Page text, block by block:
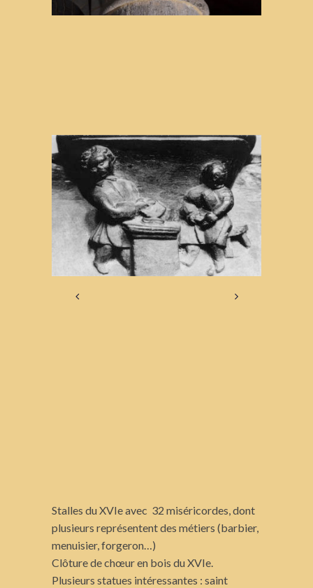
Stalles du XVIe avec 32 miséricordes, dont
plusieurs représentent des métiers (barbier,
menuisier, forgeron…)
Clôture de chœur en bois du XVIe.
Plusieurs statues intéressantes : saint